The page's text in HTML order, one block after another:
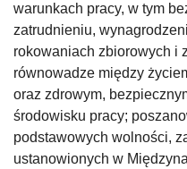
warunkach pracy, w tym
zatrudnieniu,
rokowaniach zbiorowych i
równowadze między
oraz zdrowym,
środowisku pracy;
podstawowych wolności,
ustanowionych w